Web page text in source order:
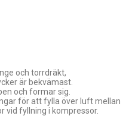
och torrdräkt,
är bekvämast.
och formar sig.
för att fylla över luft mellan
vid fyllning i kompressor.